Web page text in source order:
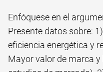
Enfóquese en el
Presente datos sobre:
eficiencia energética y
Mayor valor de marca